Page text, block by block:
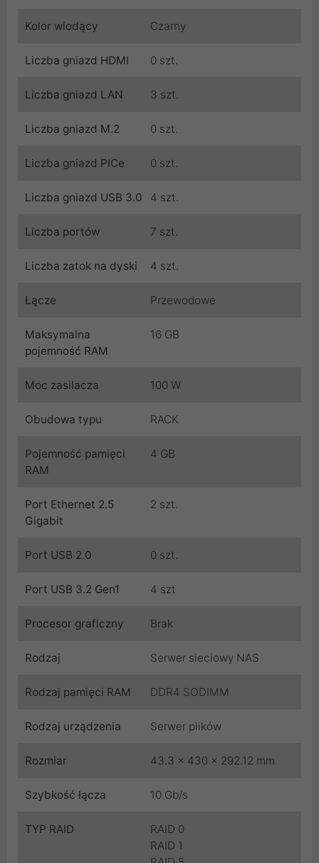
Kolor wiodący Czarny
Liczba gniazd HDMI 0 szt.
Liczba gniazd LAN 3 szt.
Liczba gniazd M.2 0 szt.
Liczba gniazd PICe 0 szt.
Liczba gniazd USB 3.0 4 szt.
Liczba portów 7 szt.
Liczba zatok na dyski 4 szt.
Łącze Przewodowe
Maksymalna
pojemność RAM
16 GB
Moc zasilacza 100 W
Obudowa typu RACK
Pojemność pamięci
RAM
4 GB
Port Ethernet 2.5
Gigabit
2 szt.
Port USB 2.0 0 szt.
Port USB 3.2 Gen1 4 szt
Procesor graficzny Brak
Rodzaj Serwer sieciowy NAS
Rodzaj pamięci RAM DDR4 SODIMM
Rodzaj urządzenia Serwer plików
Rozmiar 43.3 x 430 x 292.12 mm
Szybkość łącza 10 Gb/s
TYP RAID
RAID 0
RAID 1